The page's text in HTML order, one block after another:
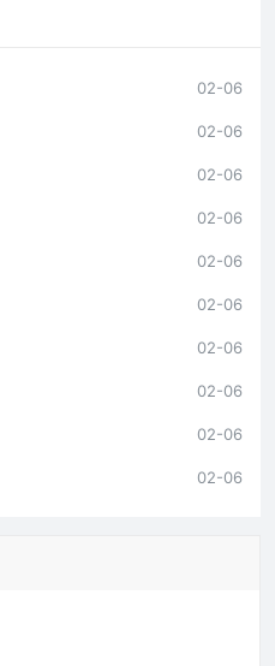
02-06
02-06
02-06
02-06
02-06
02-06
02-06
02-06
02-06
02-06